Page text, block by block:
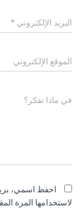
البريد الإلكتروني *
الموقع الإلكتروني
في ماذا تفكر؟
احفظ اسمي،
لاستخدامها المرة